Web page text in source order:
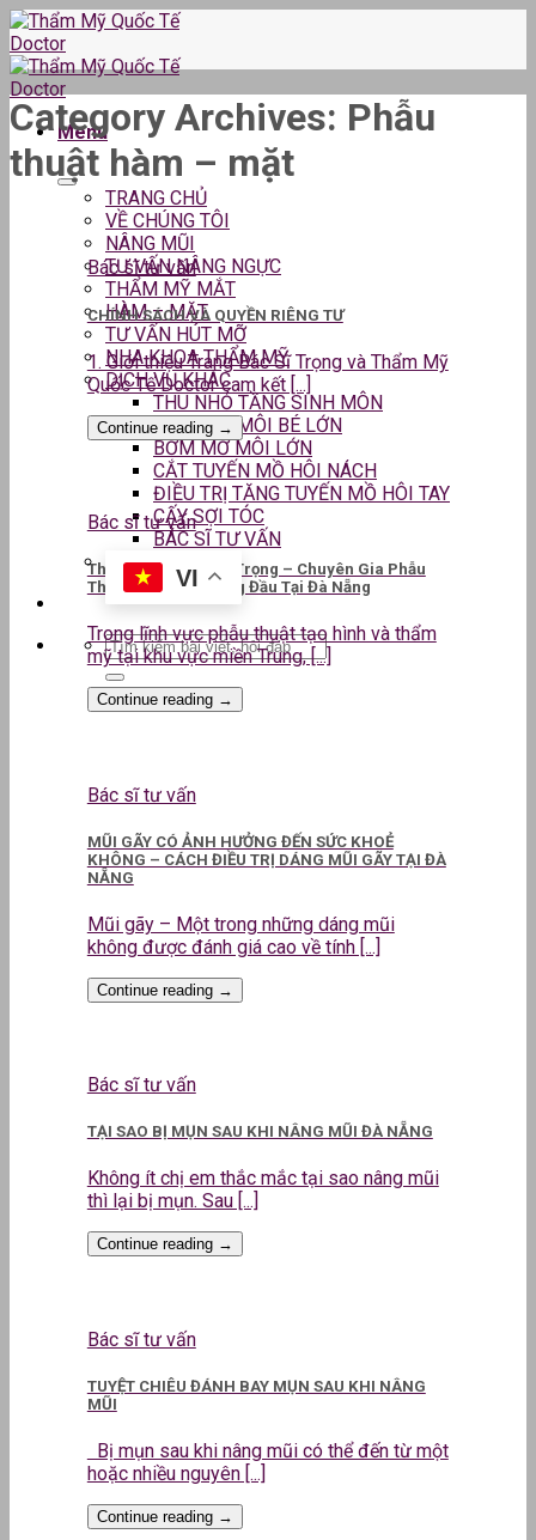
Skip
to
content
Menu
TRANG CHỦ
VỀ CHÚNG TÔI
NÂNG MŨI
TƯ VẤN NÂNG NGỰC
THẨM MỸ MẮT
HÀM – MẶT
TƯ VẤN HÚT MỠ
NHA KHOA THẨM MỸ
DỊCH VỤ KHÁC
THU NHỎ TẦNG SINH MÔN
THU GỌN MÔI BÉ LỚN
BƠM MỠ MÔI LỚN
CẮT TUYẾN MỒ HÔI NÁCH
ĐIỀU TRỊ TĂNG TUYẾN MỒ HÔI TAY
CẤY SỢI TÓC
BÁC SĨ TƯ VẤN
VI
Category Archives: Phẫu
thuật hàm – mặt
Bác sĩ tư vấn
CHÍNH SÁCH VÀ QUYỀN RIÊNG TƯ
1. Giới thiệu Trang Bác Sĩ Trọng và Thẩm Mỹ
Quốc Tế Doctor cam kết [...]
Continue reading →
Bác sĩ tư vấn
ThS.BS CKII Lê Kim Trọng – Chuyên Gia Phẫu
Thuật Thẩm Mỹ Hàng Đầu Tại Đà Nẵng
Trong lĩnh vực phẫu thuật tạo hình và thẩm
mỹ tại khu vực miền Trung, [...]
Continue reading →
Bác sĩ tư vấn
MŨI GÃY CÓ ẢNH HƯỞNG ĐẾN SỨC KHOẺ
KHÔNG – CÁCH ĐIỀU TRỊ DÁNG MŨI GÃY TẠI ĐÀ
NẴNG
Mũi gãy – Một trong những dáng mũi
không được đánh giá cao về tính [...]
Continue reading →
Bác sĩ tư vấn
TẠI SAO BỊ MỤN SAU KHI NÂNG MŨI ĐÀ NẴNG
Không ít chị em thắc mắc tại sao nâng mũi
thì lại bị mụn. Sau [...]
Continue reading →
Bác sĩ tư vấn
TUYỆT CHIÊU ĐÁNH BAY MỤN SAU KHI NÂNG
MŨI
Bị mụn sau khi nâng mũi có thể đến từ một
hoặc nhiều nguyên [...]
Continue reading →